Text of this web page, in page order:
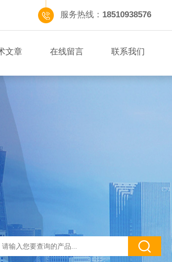
服务热线： 18510938576
文章 在线留言 联系我们